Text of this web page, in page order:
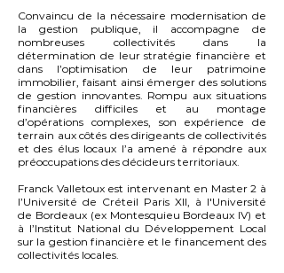
Convaincu de la nécessaire modernisation de
la gestion publique, il accompagne de
nombreuses collectivités dans la
détermination de leur stratégie financière et
dans l’optimisation de leur patrimoine
immobilier, faisant ainsi émerger des solutions
de gestion innovantes. Rompu aux situations
financières difficiles et au montage
d’opérations complexes, son expérience de
terrain aux côtés des dirigeants de collectivités
et des élus locaux l’a amené à répondre aux
préoccupations des décideurs territoriaux.
Franck Valletoux est intervenant en Master 2 à
l’Université de Créteil Paris XII, à l'Université
de Bordeaux (ex Montesquieu Bordeaux IV) et
à l’Institut National du Développement Local
sur la gestion financière et le financement des
collectivités locales.